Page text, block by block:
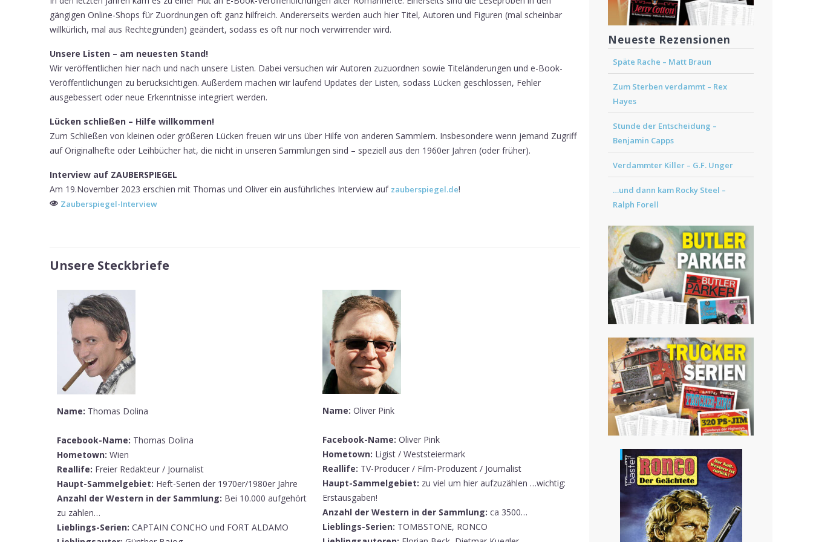
gängigen Online-Shops für Zuordnungen oft ganz hilfreich. Andererseits werden auch hier Titel, Autoren und Figuren (mal scheinbar
willkürlich, mal aus Rechtegründen) geändert, sodass es oft nur noch verwirrender wird.
Unsere Listen – am neuesten Stand!
Wir veröffentlichen hier nach und nach unsere Listen. Dabei versuchen wir Autoren zuzuordnen sowie Titeländerungen und e-Book-
Veröffentlichungen zu berücksichtigen. Außerdem machen wir laufend Updates der Listen, sodass Lücken geschlossen, Fehler
ausgebessert oder neue Erkenntnisse integriert werden.
Lücken schließen – Hilfe willkommen!
Zum Schließen von kleinen oder größeren Lücken freuen wir uns über Hilfe von anderen Sammlern. Insbesondere wenn jemand Zugriff
auf Originalhefte oder Leihbücher hat, die nicht in unseren Sammlungen sind – speziell aus den 1960er Jahren (oder früher).
Interview auf ZAUBERSPIEGEL
Am 19.November 2023 erschien mit Thomas und Oliver ein ausführliches Interview auf zauberspiegel.de!
Zauberspiegel-Interview
Unsere Steckbriefe
Name: Thomas Dolina
Facebook-Name: Thomas Dolina
Hometown: Wien
Reallife: Freier Redakteur / Journalist
Haupt-Sammelgebiet: Heft-Serien der 1970er/1980er Jahre
Anzahl der Western in der Sammlung: Bei 10.000 aufgehört
zu zählen…
Lieblings-Serien: CAPTAIN CONCHO und FORT ALDAMO
Name: Oliver Pink
Facebook-Name: Oliver Pink
Hometown: Ligist / Weststeiermark
Reallife: TV-Producer / Film-Produzent / Journalist
Haupt-Sammelgebiet: zu viel um hier aufzuzählen …wichtig:
Erstausgaben!
Anzahl der Western in der Sammlung: ca 3500…
Lieblings-Serien: TOMBSTONE, RONCO
Neueste Rezensionen
Späte Rache – Matt Braun
Zum Sterben verdammt – Rex
Hayes
Stunde der Entscheidung –
Benjamin Capps
Verdammter Killer – G.F. Unger
…und dann kam Rocky Steel –
Ralph Forell